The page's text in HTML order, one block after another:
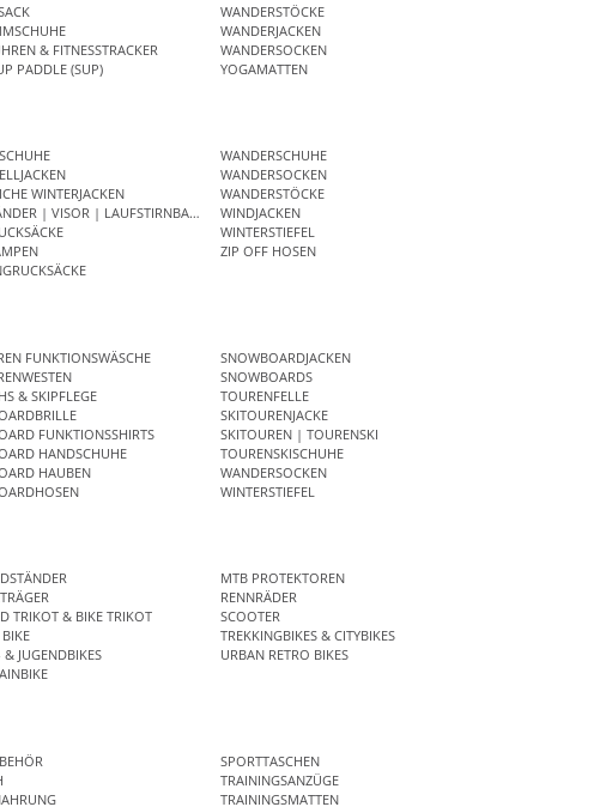
& FITNESSTRACKER
PADDLE (SUP)
WANDERSTÖCKE
WANDERJACKEN
WANDERSOCKEN
YOGAMATTEN
WINTERJACKEN
| VISOR | LAUFSTIRNBAND
WANDERSCHUHE
WANDERSOCKEN
WANDERSTÖCKE
WINDJACKEN
WINTERSTIEFEL
ZIP OFF HOSEN
FUNKTIONSWÄSCHE
& SKIPFLEGE
FUNKTIONSSHIRTS
HANDSCHUHE
HAUBEN
SNOWBOARDJACKEN
SNOWBOARDS
TOURENFELLE
SKITOURENJACKE
SKITOUREN | TOURENSKI
TOURENSKISCHUHE
WANDERSOCKEN
WINTERSTIEFEL
TRIKOT & BIKE TRIKOT
& JUGENDBIKES
MTB PROTEKTOREN
RENNRÄDER
SCOOTER
TREKKINGBIKES & CITYBIKES
URBAN RETRO BIKES
SPORTTASCHEN
TRAININGSANZÜGE
TRAININGSMATTEN